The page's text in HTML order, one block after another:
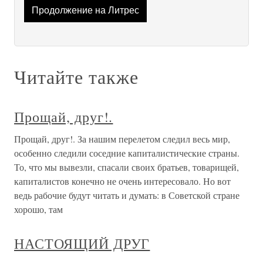
Продолжение на Литрес
Читайте также
Прощай, друг!.
Прощай, друг!. За нашим перелетом следил весь мир,
особенно следили соседние капиталистические страны.
То, что мы вывезли, спасали своих братьев, товарищей,
капиталистов конечно не очень интересовало. Но вот
ведь рабочие будут читать и думать: в Советской стране
хорошо, там
НАСТОЯЩИЙ ДРУГ